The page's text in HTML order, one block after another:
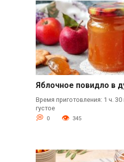
Яблочное повидло в
Время приготовления: 1 ч.
густое
0 345